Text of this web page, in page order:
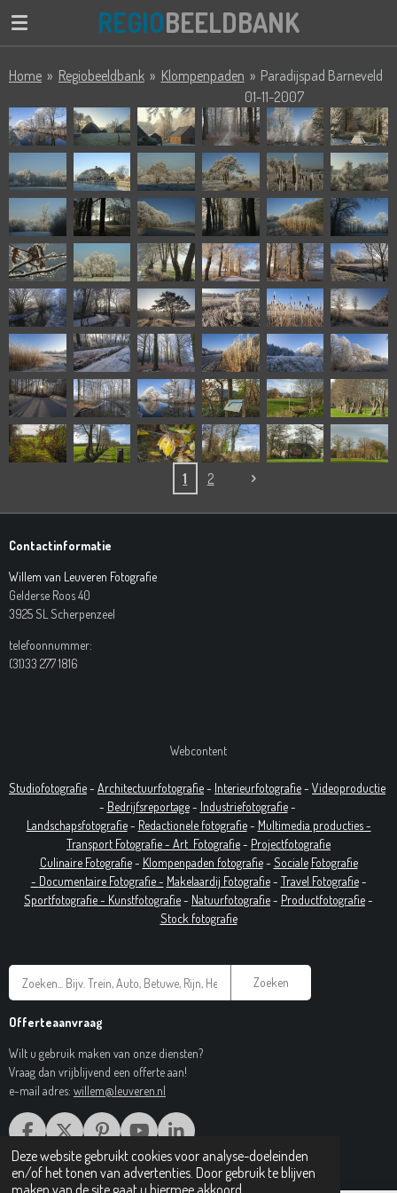
Deze website gebruikt cookies voor analyse-doeleinden
en/of het tonen van advertenties. Door gebruik te blijven
Ga
de
REGIOBEELDBANK
Home » Regiobeeldbank » Klompenpaden » Paradijspad Barneveld
01-11-2007
1 2
Contactinformatie
Willem van Leuveren Fotografie
Gelderse Roos 40
3925 SL Scherpenzeel
telefoonnummer:
(31)33 277 1816
Webcontent
Studiofotografie- Architectuurfotografie- Interieurfotografie- Videoproductie
- Bedrijfsreportage- Industriefotografie-
Landschapsfotografie- Redactionele fotografie- Multimedia producties -
Transport Fotografie - Art Fotografie- Projectfotografie
Culinaire Fotografie- Klompenpaden fotografie- Sociale Fotografie
- Documentaire Fotografie- Makelaardij Fotografie- Travel Fotografie-
Sportfotografie - Kunstfotografie- Natuurfotografie- Productfotografie-
Stock fotografie
Zoeken
Offerteaanvraag
Wilt u gebruik maken van onze diensten?
Vraag dan vrijblijvend een offerte aan!
e-mail adres: willem@leuveren.nl
F
A
C
E
X
P
I
N
T
Y
O
U
T
L
I
N
K
© 2017 Regiobeeldbank.nl